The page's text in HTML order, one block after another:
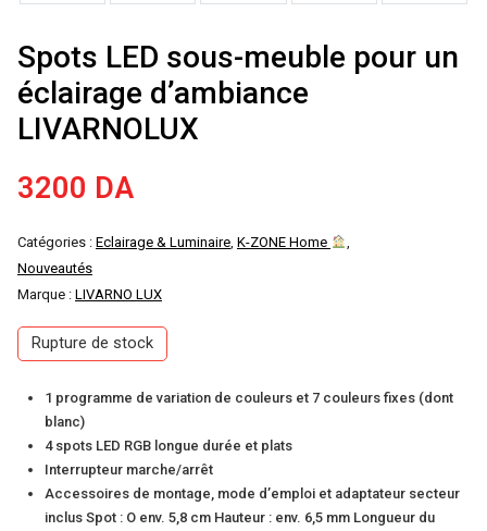
Spots LED sous-meuble pour un
éclairage d’ambiance
LIVARNOLUX
3200 DA
Catégories : Eclairage & Luminaire, K-ZONE Home
,
Nouveautés
Marque : LIVARNO LUX
Rupture de stock
1 programme de variation de couleurs et 7 couleurs fixes (dont
blanc)
4 spots LED RGB longue durée et plats
Interrupteur marche/arrêt
Accessoires de montage, mode d’emploi et adaptateur secteur
inclus Spot : O env. 5,8 cm Hauteur : env. 6,5 mm Longueur du